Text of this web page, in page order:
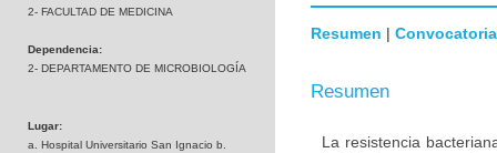
2- FACULTAD DE MEDICINA
Dependencia:
2- DEPARTAMENTO DE MICROBIOLOGÍA
Lugar:
a. Hospital Universitario San Ignacio b.
Resumen | Convocatoria
Resumen
La resistencia